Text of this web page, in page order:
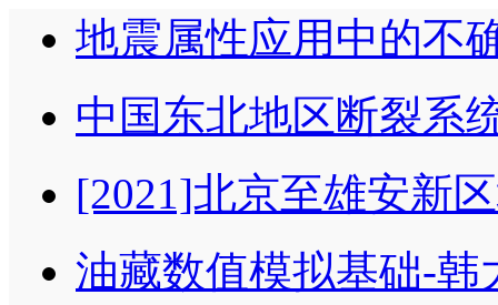
地震属性应用中的不
中国东北地区断裂系
[2021]北京至雄安新
油藏数值模拟基础-韩